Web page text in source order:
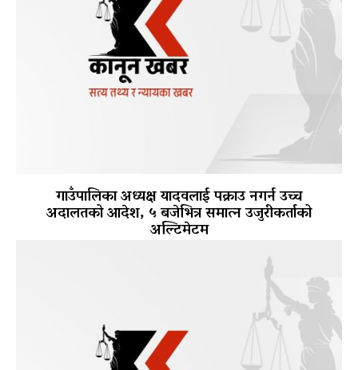
गाउँपालिका अध्यक्ष यादवलाई पक्राउ नगर्न उच्च
अदालतको आदेश, ५ बजेभित्र समात्न उजुरीकर्ताको
अल्टिमेटम